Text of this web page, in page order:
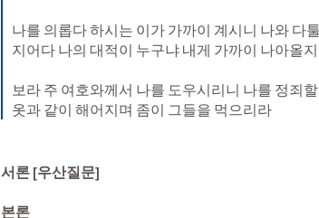
나를 의롭다 하시는 이가 가까이 계시니 나와 다
지어다 나의 대적이 누구냐 내게 가까이 나아올
보라 주 여호와께서 나를 도우시리니 나를 정죄
옷과 같이 해어지며 좀이 그들을 먹으리라
서론 [우산질문]
본론